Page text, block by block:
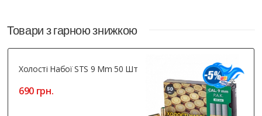
Товари з гарною знижкою
Холості Набої STS 9 Mm 50 Шт
690 грн.